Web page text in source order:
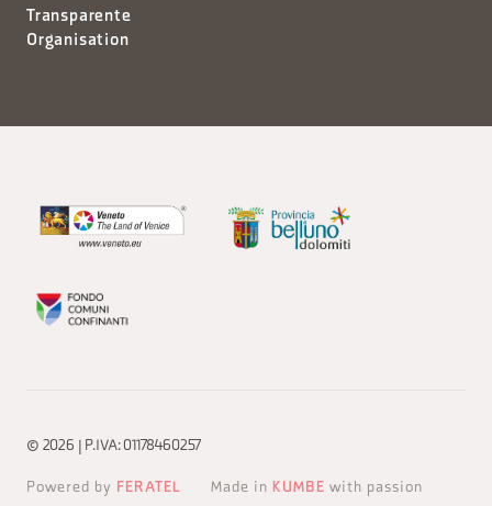
Transparente
Organisation
© 2026 | P.IVA: 01178460257
Powered by FERATEL Made in KUMBE with passion